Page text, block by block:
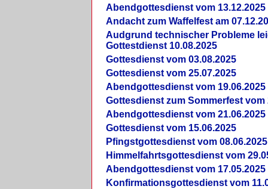
Abendgottesdienst vom 13.12.2025
Andacht zum Waffelfest am
Audgrund technischer Probleme
Gottestdienst 10.08.2025
Gottesdienst vom 03.08.2025
Gottesdienst vom 25.07.2025
Abendgottesdienst vom 19.06.2025
Gottesdienst zum Sommerfest vom
Abendgottesdienst vom 21.06.2025
Gottesdienst vom 15.06.2025
Pfingstgottesdienst vom 08.06.2025
Himmelfahrtsgottesdienst vom
Abendgottesdienst vom 17.05.2025
Konfirmationsgottesdienst vom